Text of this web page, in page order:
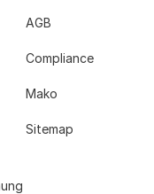
AGB
Compliance
Mako
Sitemap